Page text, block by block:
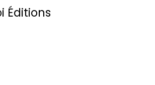
Éditions